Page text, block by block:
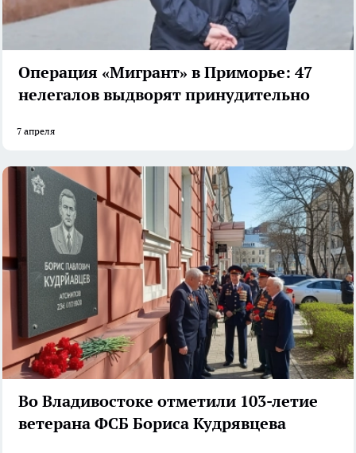
Операция «Мигрант» в Приморье: 47
нелегалов выдворят принудительно
7 апреля
Во Владивостоке отметили 103-летие
ветерана ФСБ Бориса Кудрявцева